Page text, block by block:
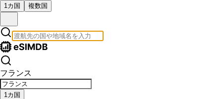
1カ国 複数国
フランス
1カ国